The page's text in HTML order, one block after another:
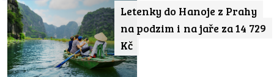
Letenky do Hanoje z Prahy
na podzim i na jaře za 14 729
Kč